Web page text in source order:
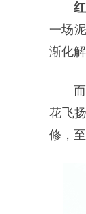
一场
渐化
花飞
修，